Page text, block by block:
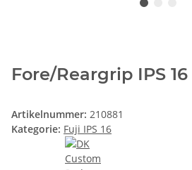
Fore/Reargrip IPS
Artikelnummer: 210881
Kategorie: Fuji IPS 16